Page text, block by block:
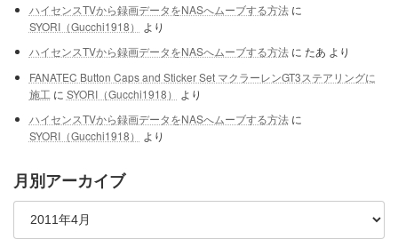
ハイセンスTVから録画データをNASへムーブする方法に
SYORI（Gucchi1918）
より
ハイセンスTVから録画データをNASへムーブする方法に たあ より
FANATEC Button Caps and Sticker Set マクラーレンGT3ステアリングに
施工 に SYORI（Gucchi1918）
より
ハイセンスTVから録画データをNASへムーブする方法に
SYORI（Gucchi1918）
より
月別アーカイブ